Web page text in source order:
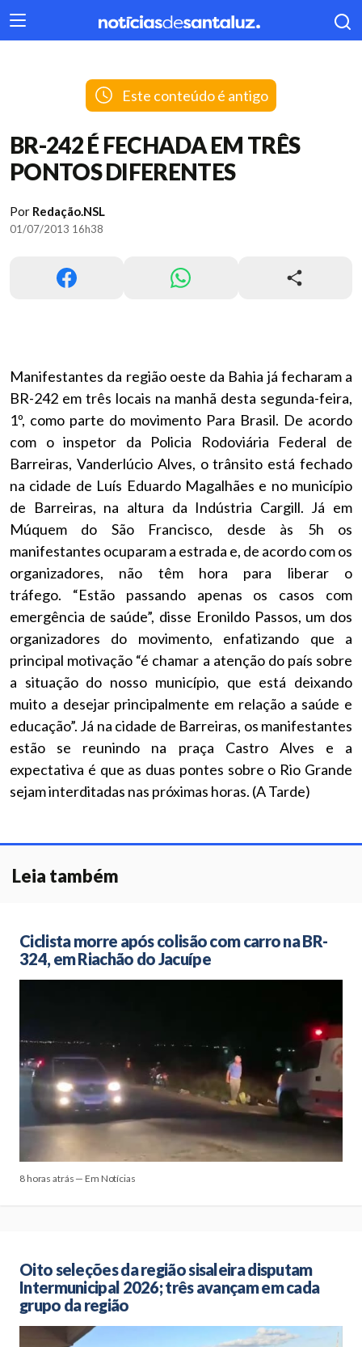
404
Este conteúdo é antigo
BR-242 É FECHADA EM TRÊS
PONTOS DIFERENTES
Por Redação.NSL
01/07/2013 16h38
Manifestantes da região oeste da Bahia já fecharam a
BR-242 em três locais na manhã desta segunda-feira,
1º, como parte do movimento Para Brasil. De acordo
com o inspetor da Policia Rodoviária Federal de
Barreiras, Vanderlúcio Alves, o trânsito está fechado
na cidade de Luís Eduardo Magalhães e no município
de Barreiras, na altura da Indústria Cargill. Já em
Múquem do São Francisco, desde às 5h os
manifestantes ocuparam a estrada e, de acordo com os
organizadores, não têm hora para liberar o
tráfego. “Estão passando apenas os casos com
emergência de saúde”, disse Eronildo Passos, um dos
organizadores do movimento, enfatizando que a
principal motivação “é chamar a atenção do país sobre
a situação do nosso município, que está deixando
muito a desejar principalmente em relação a saúde e
educação”. Já na cidade de Barreiras, os manifestantes
estão se reunindo na praça Castro Alves e a
expectativa é que as duas pontes sobre o Rio Grande
sejam interditadas nas próximas horas. (A Tarde)
Leia também
Ciclista morre após colisão com carro na BR-
324, em Riachão do Jacuípe
8 horas atrás — Em Notícias
Oito seleções da região sisaleira disputam
Intermunicipal 2026; três avançam em cada
grupo da região